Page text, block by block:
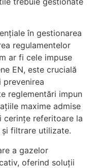
în gestionarea
regulamentelor
ar fi cele impuse
EN, este crucială
reglementări impun
maxime admise
cerințe referitoare la
și filtrare utilizate.
a gazelor
oferind soluții